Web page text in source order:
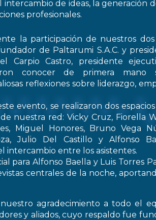
intercambio de ideas, la generación
profesionales.
la participación de nuestros
de Paltarumi S.A.C. y
Carpio Castro, presidente
conocer de primera mano
reflexiones sobre liderazgo,
evento, se realizaron dos
nuestra red: Vicky Cruz, Fiorella
Miguel Honores, Bruno Vega
Julio Del Castillo y Alfonso
intercambio entre los asistentes.
para Alfonso Baella y Luis Torres
centrales de la noche,
nuestro agradecimiento a todo el
y aliados, cuyo respaldo fue